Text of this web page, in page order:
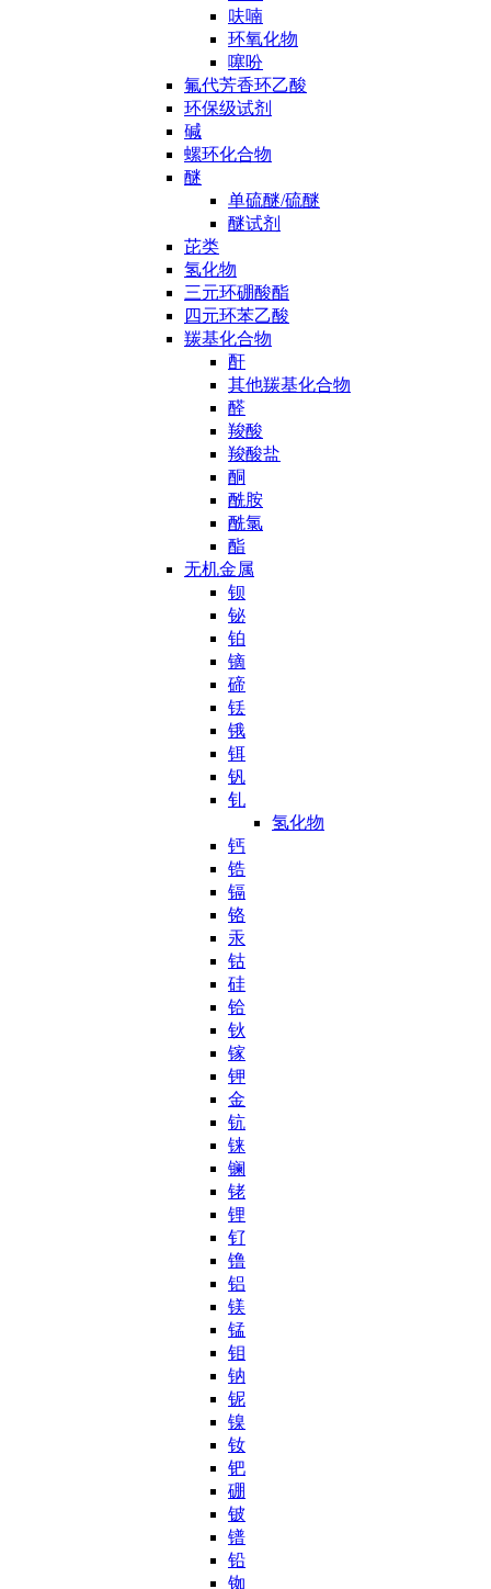
呋喃
环氧化物
噻吩
氟代芳香环乙酸
环保级试剂
碱
螺环化合物
醚
单硫醚/硫醚
醚试剂
芘类
氢化物
三元环硼酸酯
四元环苯乙酸
羰基化合物
酐
其他羰基化合物
醛
羧酸
羧酸盐
酮
酰胺
酰氯
酯
无机金属
钡
铋
铂
镝
碲
铥
锇
铒
钒
钆
氢化物
钙
锆
镉
铬
汞
钴
硅
铪
钬
镓
钾
金
钪
铼
镧
铑
锂
钌
镥
铝
镁
锰
钼
钠
铌
镍
钕
钯
硼
铍
镨
铅
铷